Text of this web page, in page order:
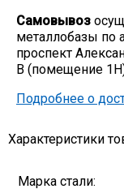
Самовывоз
металлобазы по
проспект
В (помещение
Подробнее о
Характеристики
Марка стали: